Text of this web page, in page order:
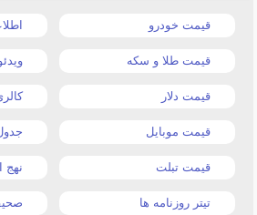
قیمت خودرو
قیمت طلا و سکه
قیمت دلار
قیمت موبایل
قیمت تبلت نهج
تیتر روزنامه ها